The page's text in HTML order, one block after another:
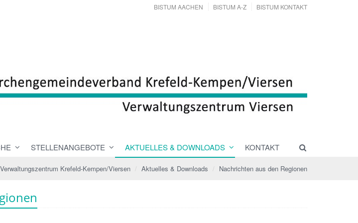
BISTUM AACHEN BISTUM A-Z BISTUM KONTAKT
STELLENANGEBOTE AKTUELLES & DOWNLOADS KONTAKT
Verwaltungszentrum Krefeld-Kempen/Viersen Aktuelles & Downloads Nachrichten aus den Regionen